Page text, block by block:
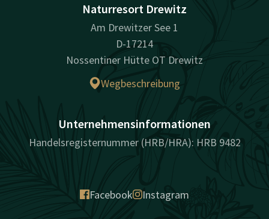
Naturresort Drewitz
Am Drewitzer See 1
D-17214
Nossentiner Hütte OT Drewitz
Wegbeschreibung
Unternehmensinformationen
Handelsregisternummer (HRB/HRA): HRB 9482
Facebook Instagram